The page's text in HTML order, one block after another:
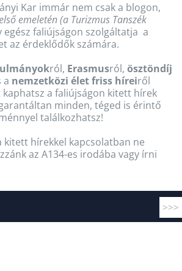
Kar immár nem csak a blogon,
emeletén (a Turizmus Tanszék
egész faliújságon szolgáltatja a
az érdeklődők számára.
ról, Erasmusról, ösztöndíj
a nemzetközi élet friss híreiről
a faliújságon kitett hírek
minden, téged is érintő
találkozhatsz!
kitett hírekkel kapcsolatban ne
az A134-es irodába vagy írni
>>>